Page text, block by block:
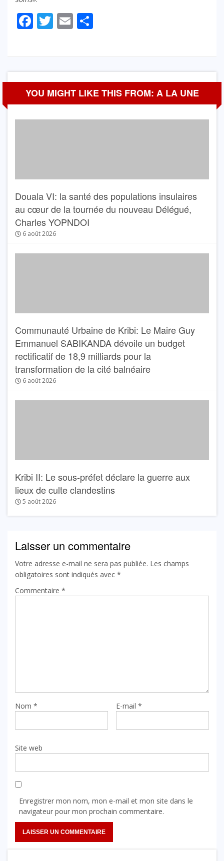
Facebook
Twitter
Email
YOU MIGHT LIKE THIS FROM: A LA UNE
Douala VI: la santé des populations insulaires
au cœur de la tournée du nouveau Délégué,
Charles YOPNDOI
6 août 2026
Communauté Urbaine de Kribi: Le Maire Guy
Emmanuel SABIKANDA dévoile un budget
rectificatif de 18,9 milliards pour la
transformation de la cité balnéaire
6 août 2026
Kribi II: Le sous-préfet déclare la guerre aux
lieux de culte clandestins
5 août 2026
Laisser un commentaire
Votre adresse e-mail ne sera pas publiée. Les champs
obligatoires sont indiqués avec *
Commentaire *
Nom * E-mail *
Site web
Enregistrer mon nom, mon e-mail et mon site dans le
navigateur pour mon prochain commentaire.